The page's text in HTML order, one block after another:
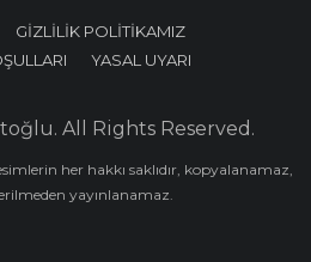
GİZLİLİK POLİTİKAMIZ
YASAL UYARI
All Rights Reserved.
her hakkı saklıdır, kopyalanamaz,
yayınlanamaz.